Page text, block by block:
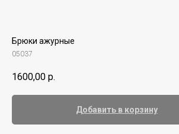
Брюки ажурные
05037
1600,00 р.
Добавить в корзину